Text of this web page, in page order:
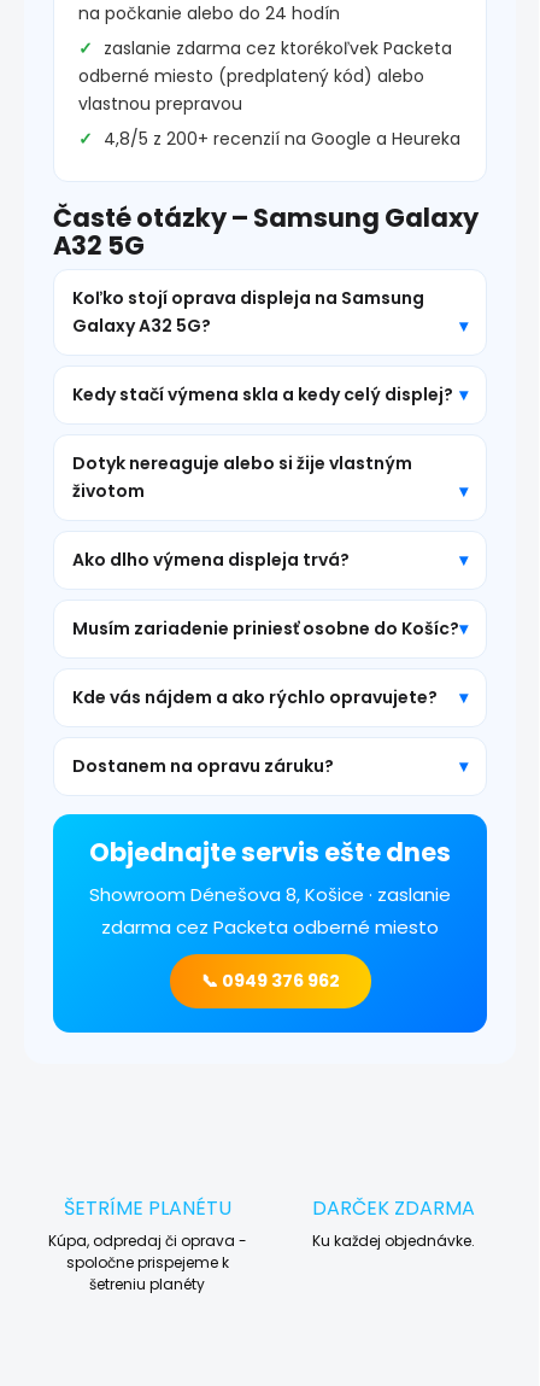
na počkanie alebo do 24 hodín
zaslanie zdarma cez ktorékoľvek Packeta
odberné miesto (predplatený kód) alebo
vlastnou prepravou
4,8/5 z 200+ recenzií na Google a Heureka
Časté otázky – Samsung Galaxy
A32 5G
Koľko stojí oprava displeja na Samsung
Galaxy A32 5G?
Kedy stačí výmena skla a kedy celý displej?
Dotyk nereaguje alebo si žije vlastným
životom
Ako dlho výmena displeja trvá?
Musím zariadenie priniesť osobne do Košíc?
Kde vás nájdem a ako rýchlo opravujete?
Dostanem na opravu záruku?
Objednajte servis ešte dnes
Showroom Dénešova 8, Košice · zaslanie
zdarma cez Packeta odberné miesto
📞 0949 376 962
ŠETRÍME PLANÉTU
Kúpa, odpredaj či oprava -
spoločne prispejeme k
šetreniu planéty
DARČEK ZDARMA
Ku každej objednávke.